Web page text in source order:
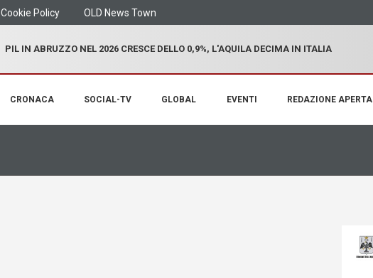
Cookie Policy OLD News Town
PIL IN ABRUZZO NEL 2026 CRESCE DELLO 0,9%, L'AQUILA DECIMA IN ITALIA
CRONACA SOCIAL-TV GLOBAL EVENTI REDAZIONE APERTA